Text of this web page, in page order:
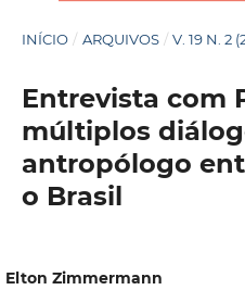
INÍCIO / ARQUIVOS / V. 19 N. 2
Entrevista com
múltiplos
antropólogo
o Brasil
Elton Zimmermann